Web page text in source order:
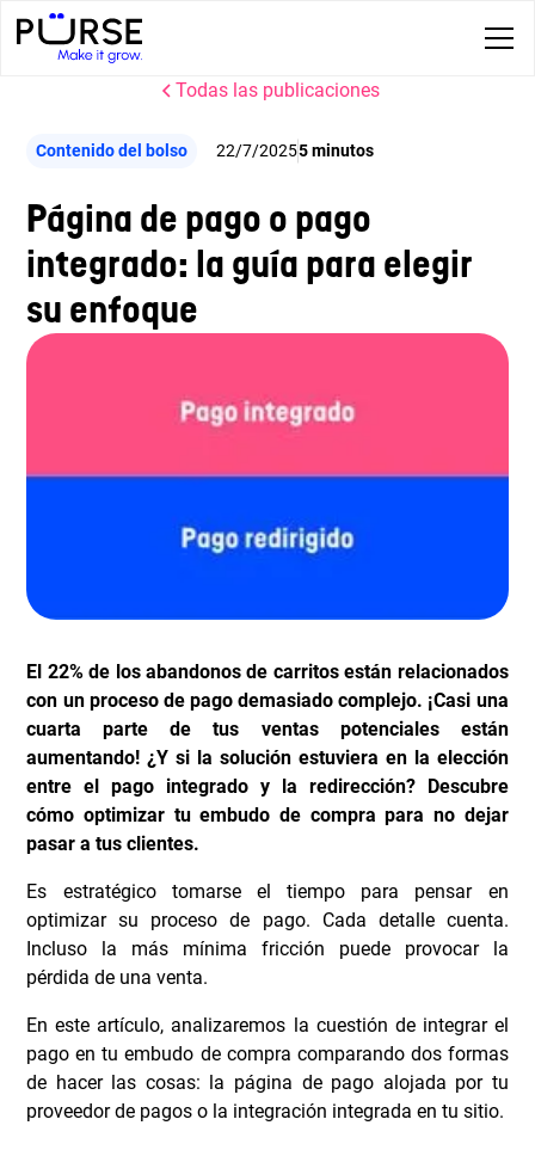
Todas las publicaciones
Contenido del bolso 22/7/20255 minutos
Página de pago o pago
integrado: la guía para elegir
su enfoque
El 22% de los abandonos de carritos están relacionados
con un proceso de pago demasiado complejo. ¡Casi una
cuarta parte de tus ventas potenciales están
aumentando! ¿Y si la solución estuviera en la elección
entre el pago integrado y la redirección? Descubre
cómo optimizar tu embudo de compra para no dejar
pasar a tus clientes.
Es estratégico tomarse el tiempo para pensar en
optimizar su proceso de pago. Cada detalle cuenta.
Incluso la más mínima fricción puede provocar la
pérdida de una venta.
En este artículo, analizaremos la cuestión de integrar el
pago en tu embudo de compra comparando dos formas
de hacer las cosas: la página de pago alojada por tu
proveedor de pagos o la integración integrada en tu sitio.